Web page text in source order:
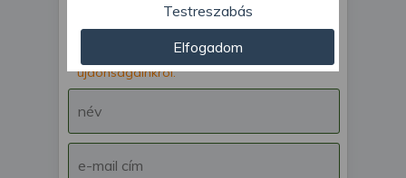
IRATKOZZ FEL hírlevelünkre!
Értesülj akcióinkról,
újdonságainkról.
személyre szabott hirdetések és
tartalom nyújtásához, hirdetés- és
tartalomméréshez, nézettségi adatok
gyűjtéséhez, valamint termékek
kifejlesztéséhez és a termékek
javításához. Az Ön engedélyével mi és a
módszerrel szerzett pontos geolokációs
adatokat és azonosítási információkat
Testreszabás
Elfogadom